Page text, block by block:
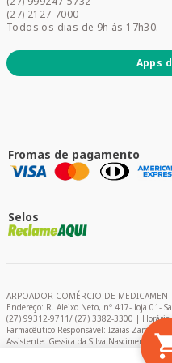
Promoções
(27) 2127-7000
Todos os dias de 9h às 17h30.
Apps
Fromas de pagamento
Selos
ARPOADOR COMÉRCIO DE
Endereço: R. Aleixo Neto, nº 417- loja 01-
(27) 99312-9711/ (27) 3382-3300 |
Farmacêutico Responsável: Izaias Zambelli
Assistente: Gessica da Silva Nascimento –
2024849/2020 | AFE: 0.11366-0 |